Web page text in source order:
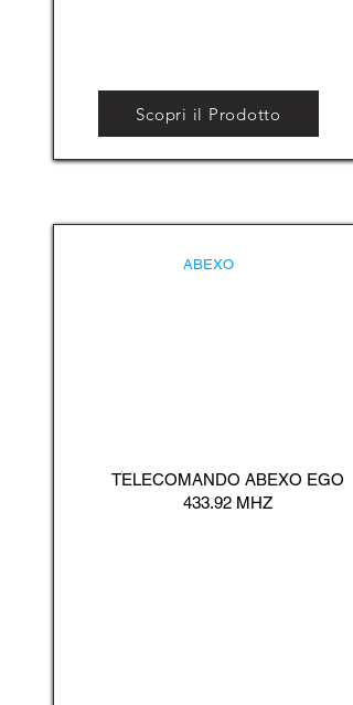
Scopri il Prodotto
ABEXO
TELECOMANDO ABEXO EGO
433.92 MHZ